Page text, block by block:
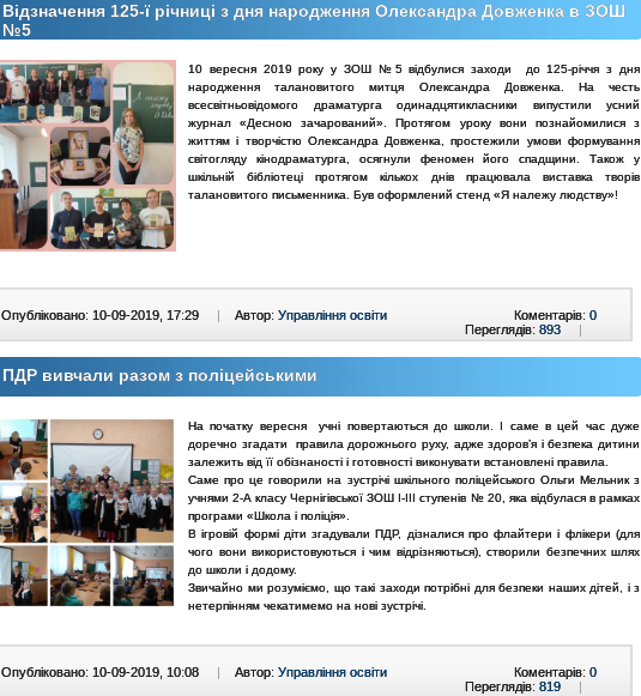
Відзначення 125-ї річниці з дня народження Олександра Довженка в ЗОШ
№5
10 вересня 2019 року у ЗОШ №5 відбулися заходи до 125-річчя з дня
народження талановитого митця Олександра Довженка. На честь
всесвітньовідомого драматурга одинадцятикласники випустили усний
журнал «Десною зачарований». Протягом уроку вони познайомилися з
життям і творчістю Олександра Довженка, простежили умови формування
світогляду кінодраматурга, осягнули феномен його спадщини. Також у
шкільній бібліотеці протягом кількох днів працювала виставка творів
талановитого письменника. Був оформлений стенд «Я належу людству»!
Опубліковано: 10-09-2019, 17:29 | Автор: Управління освіти Коментарів: 0
Переглядів: 893 |
ПДР вивчали разом з поліцейськими
На початку вересня учні повертаються до школи. І саме в цей час дуже
доречно згадати правила дорожнього руху, адже здоров’я і безпека дитини
залежить від її обізнаності і готовності виконувати встановлені правила.
Саме про це говорили на зустрічі шкільного поліцейського Ольги Мельник з
учнями 2-А класу Чернігівської ЗОШ І-ІІІ ступенів № 20, яка відбулася в рамках
програми «Школа і поліція».
В ігровій формі діти згадували ПДР, дізналися про флайтери і флікери (для
чого вони використовуються і чим відрізняються), створили безпечних шлях
до школи і додому.
Звичайно ми розуміємо, що такі заходи потрібні для безпеки наших дітей, і з
нетерпінням чекатимемо на нові зустрічі.
Опубліковано: 10-09-2019, 10:08 | Автор: Управління освіти Коментарів: 0
Переглядів: 819 |